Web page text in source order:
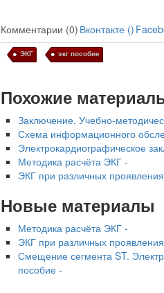
Комментарии (0) Вконтакте ()
ЭКГ экг пособие
Похожие
Заключение. Учебно-
Схема информационного
Электрокардиографическое
Методика расчёта ЭКГ -
ЭКГ при различных
Новые материалы
Методика расчёта ЭКГ -
ЭКГ при различных
Смещение сегмента ST.
пособие -